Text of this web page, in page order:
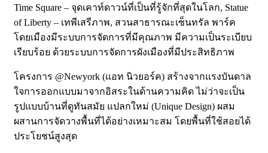
Time Square – จุดเคาท์ดาวน์ที่เป็นที่รู้จักที่สุดในโลก, Statue
of Liberty – เทพีเสรีภาพ, สวนสาธารณะเซ็นทรัล พาร์ค
โดยเมืองมีระบบการจัดการที่มีคุณภาพ มีความเป็นระเบียบ
เรียบร้อย ด้วยระบบการจัดการผังเมืองที่มีประสิทธิภาพ
โครงการ @Newyork (แอท นิวยอร์ค) สร้างจากแรงบันดาล
ใจการออกแบบมาจากอิสระในด้านความคิด ไม่ว่าจะเป็น
รูปแบบบ้านที่ดูทันสมัย แปลกใหม่ (Unique Design) ผสม
ผสานการจัดวางพื้นที่ได้อย่างเหมาะสม โดยพื้นที่ใช้สอยได้
ประโยชน์สูงสุด